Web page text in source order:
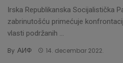
Irska Republikanska Socijalistička
zabrinutošću primećuje
vlasti podržanih ...
By АИФ 14. decembar 2022.